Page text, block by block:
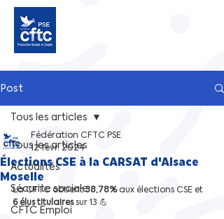
Post
Tous les articles
Actualités
Sécurite sociale
CFTC Emploi
Tous les articles
Élections CSE à la CARSAT d'Alsace
Moselle
Fédération CFTC PSE
12 févr. 2024
La CFTC obtient 38,78% aux élections CSE et
6 élus titulaires sur 13 💪